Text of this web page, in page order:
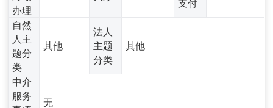
办理
自然
人主
题分
类
其他
法人
主题
分类
其他
中介
服务
无